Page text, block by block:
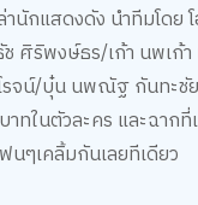
านักแสดงดัง นำทีมโด
ศิริพงษ์ธร/เก้า นพเก้
จน์/บุ๋น นพณัฐ กันทะชัย
ทในตัวละคร และฉาก
นๆเคลิ้มกันเลยทีเดียว